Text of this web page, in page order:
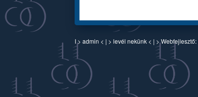
I > admin < | > levél nekünk < | > Webfejlesztő: